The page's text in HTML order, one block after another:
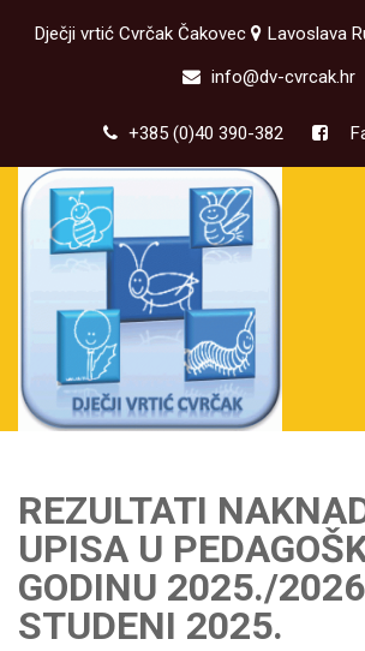
Dječji vrtić Cvrčak Čakovec
Lavoslava
info@dv-cvrcak.hr
+385 (0)40 390-382
REZULTATI
UPISA U
GODINU 2025./
STUDENI 2025.